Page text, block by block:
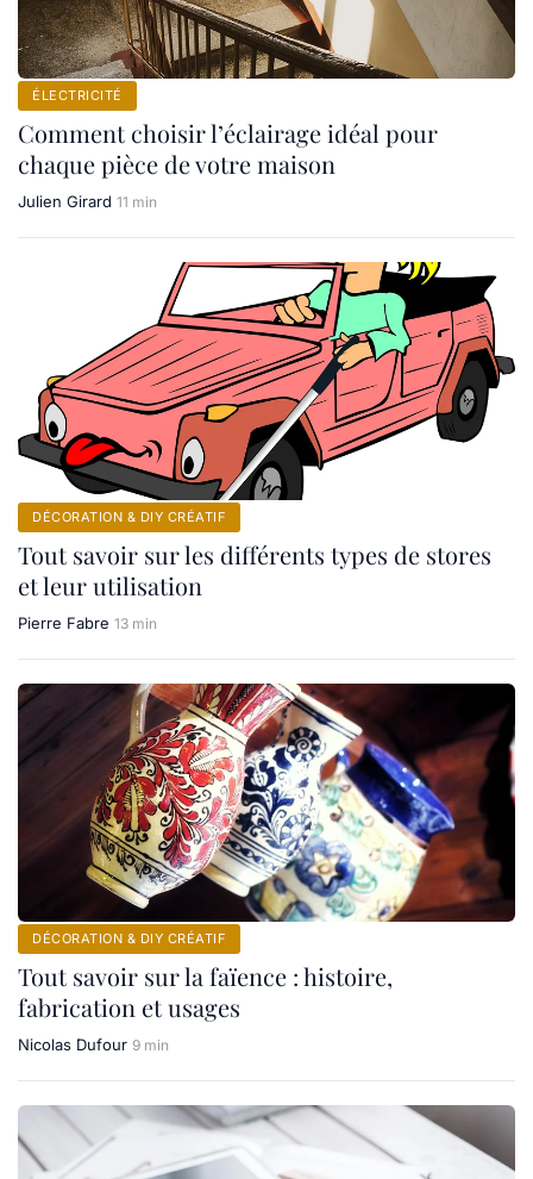
ÉLECTRICITÉ
Comment choisir l’éclairage idéal pour
chaque pièce de votre maison
Julien Girard 11 min
DÉCORATION & DIY CRÉATIF
Tout savoir sur les différents types de stores
et leur utilisation
Pierre Fabre 13 min
DÉCORATION & DIY CRÉATIF
Tout savoir sur la faïence : histoire,
fabrication et usages
Nicolas Dufour 9 min